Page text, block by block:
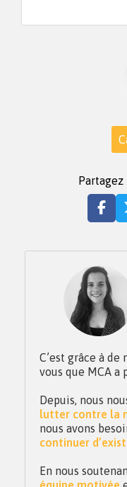
C’est grâce à
vous que MCA a
Depuis, nous
lutter contre la
nous avons
continuer
En nous